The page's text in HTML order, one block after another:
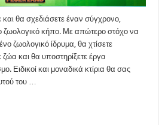
θα σχεδιάσετε έναν σύγχρονο,
ζωολογικό κήπο. Με απώτερο στόχο να
ζωολογικό ίδρυμα, θα χτίσετε
και θα υποστηρίξετε έργα
Ειδικοί και μοναδικά κτίρια θα σας
του …